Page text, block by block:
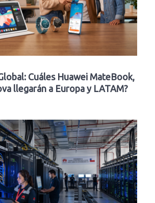
Cuáles Huawei MateBook,
llegarán a Europa y LATAM?